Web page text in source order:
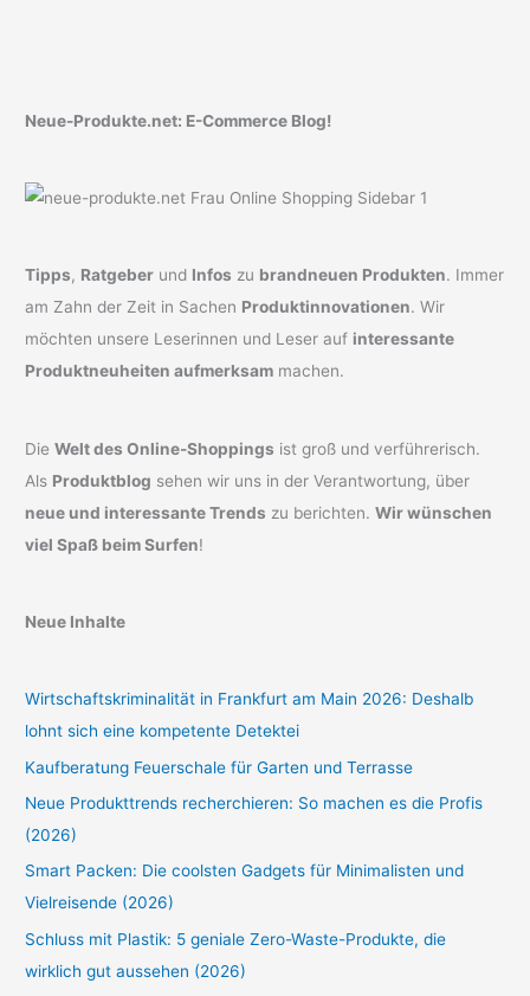
Neue-Produkte.net: E-Commerce Blog!
Tipps, Ratgeber und Infos zu brandneuen Produkten. Immer
am Zahn der Zeit in Sachen Produktinnovationen. Wir
möchten unsere Leserinnen und Leser auf interessante
Produktneuheiten aufmerksam machen.
DieWelt des Online-Shoppings ist groß und verführerisch.
Als Produktblog sehen wir uns in der Verantwortung, über
neue und interessante Trends zu berichten.Wir wünschen
viel Spaß beim Surfen!
Neue Inhalte
Wirtschaftskriminalität in Frankfurt am Main 2026: Deshalb
lohnt sich eine kompetente Detektei
Kaufberatung Feuerschale für Garten und Terrasse
Neue Produkttrends recherchieren: So machen es die Profis
(2026)
Smart Packen: Die coolsten Gadgets für Minimalisten und
Vielreisende (2026)
Schluss mit Plastik: 5 geniale Zero-Waste-Produkte, die
wirklich gut aussehen (2026)